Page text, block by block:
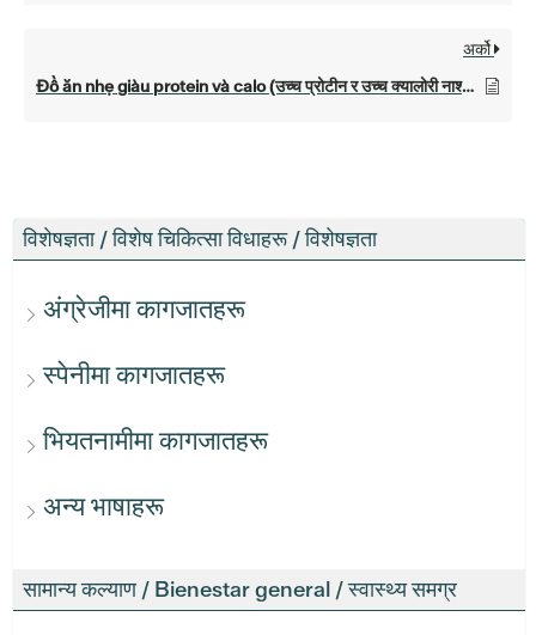
विशेषज्ञता / विशेष चिकित्सा विधाहरू / विशेषज्ञता
अंग्रेजीमा कागजातहरू
स्पेनीमा कागजातहरू
भियतनामीमा कागजातहरू
अन्य भाषाहरू
सामान्य कल्याण / Bienestar general / स्वास्थ्य समग्र
अर्को
Đồ ăn nhẹ giàu protein và calo (उच्च प्रोटीन र उच्च क्यालोरी नाश्ता)